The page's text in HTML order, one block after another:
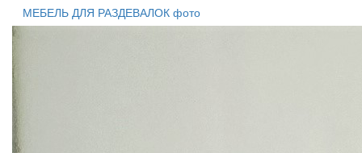
МЕБЕЛЬ ДЛЯ РАЗДЕВАЛОК фото